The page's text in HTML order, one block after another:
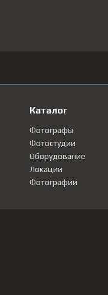
Каталог
Фотографы
Фотостудии
Оборудование
Локации
Фотографии